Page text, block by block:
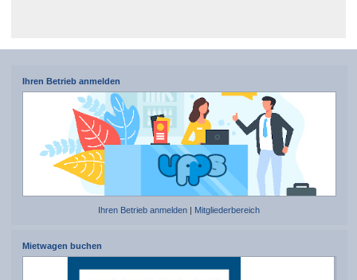
Ihren Betrieb anmelden
Ihren Betrieb anmelden Mitgliederbereich
Mietwagen buchen